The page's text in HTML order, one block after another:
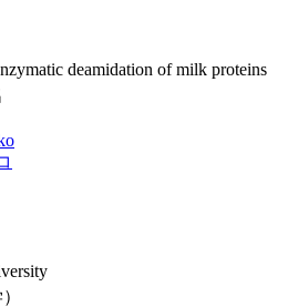
deamidation of milk proteins